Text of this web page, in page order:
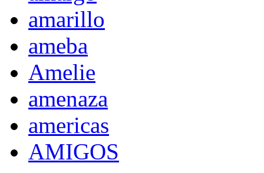
amarillo
ameba
Amelie
amenaza
americas
AMIGOS